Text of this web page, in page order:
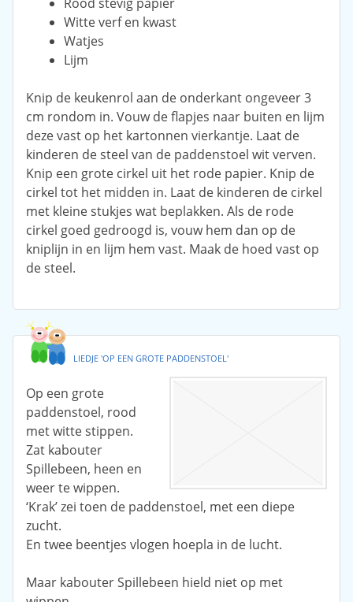
Witte verf en kwast
Watjes
Lijm
Knip de keukenrol aan de onderkant ongeveer 3
cm rondom in. Vouw de flapjes naar buiten en lijm
deze vast op het kartonnen vierkantje. Laat de
kinderen de steel van de paddenstoel wit verven.
Knip een grote cirkel uit het rode papier. Knip de
cirkel tot het midden in. Laat de kinderen de cirkel
met kleine stukjes wat beplakken. Als de rode
cirkel goed gedroogd is, vouw hem dan op de
kniplijn in en lijm hem vast. Maak de hoed vast op
de steel.
LIEDJE 'OP EEN GROTE PADDENSTOEL'
Op een grote
paddenstoel, rood
met witte stippen.
Zat kabouter
Spillebeen, heen en
weer te wippen.
‘Krak’ zei toen de paddenstoel, met een diepe
zucht.
En twee beentjes vlogen hoepla in de lucht.
Maar kabouter Spillebeen hield niet op met